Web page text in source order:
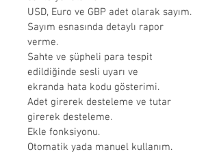
USD, Euro ve GBP adet olarak sayım.
Sayım esnasında detaylı rapor
verme.
Sahte ve şüpheli para tespit
edildiğinde sesli uyarı ve
ekranda hata kodu gösterimi.
Adet girerek desteleme ve tutar
girerek desteleme.
Ekle fonksiyonu.
Otomatik yada manuel kullanım.